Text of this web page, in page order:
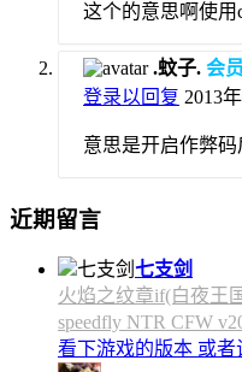
这个的意思啊使用
.蚊子. 会员
登录以回复 2013
意思是开启作弊
近期留言
七支剑
火焰之纹章if(白夜王
speedfly NTR CFW
看下游戏的版本 或